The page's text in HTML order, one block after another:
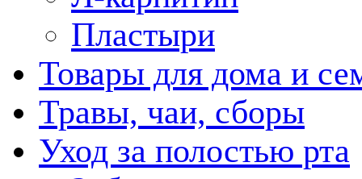
Пластыри
Товары для дома и
Травы, чаи, сборы
Уход за полостью рта